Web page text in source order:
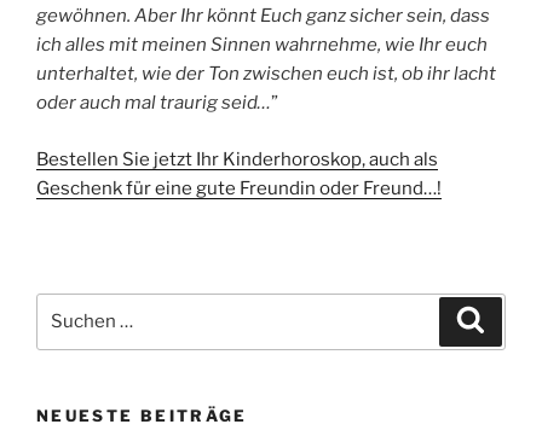
gewöhnen. Aber Ihr könnt Euch ganz sicher sein, dass
ich alles mit meinen Sinnen wahrnehme, wie Ihr euch
unterhaltet, wie der Ton zwischen euch ist, ob ihr lacht
oder auch mal traurig seid…”
Bestellen Sie jetzt Ihr Kinderhoroskop, auch als
Geschenk für eine gute Freundin oder Freund…!
nach:
NEUESTE BEITRÄGE